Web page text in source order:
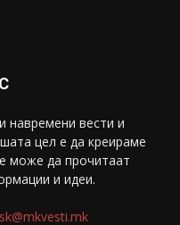
навремени вести и
цел е да креираме
може да прочитаат
и идеи.